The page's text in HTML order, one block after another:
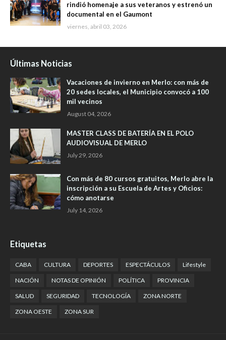
rindió homenaje a sus veteranos y estrenó un
documental en el Gaumont
viernes, abril 03, 2026
Últimas Noticias
Vacaciones de invierno en Merlo: con más de
20 sedes locales, el Municipio convocó a 100
mil vecinos
August 04, 2026
MASTER CLASS DE BATERÍA EN EL POLO
AUDIOVISUAL DE MERLO
July 29, 2026
Con más de 80 cursos gratuitos, Merlo abre la
inscripción a su Escuela de Artes y Oficios:
cómo anotarse
July 14, 2026
Etiquetas
CABA CULTURA DEPORTES ESPECTÁCULOS Lifestyle
NACIÓN NOTAS DE OPINIÓN POLÍTICA PROVINCIA
SALUD SEGURIDAD TECNOLOGÍA ZONA NORTE
ZONA OESTE ZONA SUR